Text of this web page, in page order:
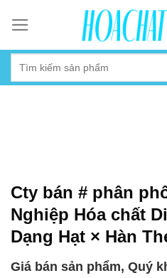
content
Cty bán # phân
Nghiệp Hóa chất
Dạng Hạt × Hàn
Giá bán sản phẩm, Quý